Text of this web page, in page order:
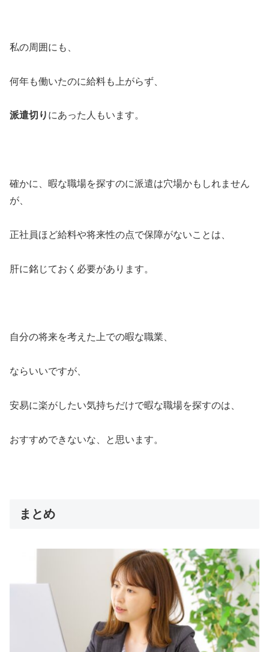
私の周囲にも、
何年も働いたのに給料も上がらず、
派遣切り にあった人もいます。
確かに、暇な職場を探すのに派遣は穴場かもしれません
が、
正社員ほど給料や将来性の点で保障がないことは、
肝に銘じておく必要があります。
自分の将来を考えた上での暇な職業、
ならいいですが、
安易に楽がしたい気持ちだけで暇な職場を探すのは、
おすすめできないな、と思います。
まとめ